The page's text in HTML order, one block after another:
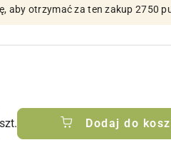
aby otrzymać za ten zakup 2750
szt. Dodaj do